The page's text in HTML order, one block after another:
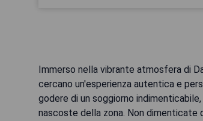
Immerso nella vibrante atmosfera di
cercano un'esperienza autentica e
godere di un soggiorno
nascoste della zona. Non dimenticate